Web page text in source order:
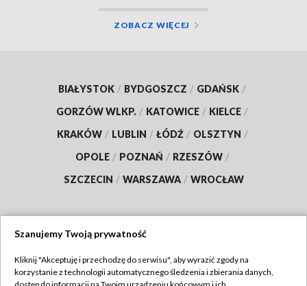
ZOBACZ WIĘCEJ
BIAŁYSTOK / BYDGOSZCZ / GDAŃSK /
GORZÓW WLKP. / KATOWICE / KIELCE /
KRAKÓW / LUBLIN / ŁÓDŹ / OLSZTYN /
OPOLE / POZNAŃ / RZESZÓW /
SZCZECIN / WARSZAWA / WROCŁAW
TVP
Szanujemy Twoją prywatność
Kliknij "Akceptuję i przechodzę do serwisu", aby wyrazić zgody na
korzystanie z technologii automatycznego śledzenia i zbierania danych,